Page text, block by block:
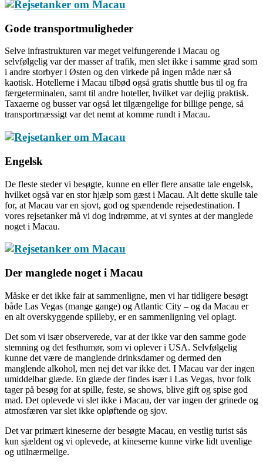
Gode transportmuligheder
Selve infrastrukturen var meget velfungerende i Macau og
selvfølgelig var der masser af trafik, men slet ikke i samme grad som
i andre storbyer i Østen og den virkede på ingen måde nær så
kaotisk. Hotellerne i Macau tilbød også gratis shuttle bus til og fra
færgeterminalen, samt til andre hoteller, hvilket var dejlig praktisk.
Taxaerne og busser var også let tilgængelige for billige penge, så
transportmæssigt var det nemt at komme rundt i Macau.
Engelsk
De fleste steder vi besøgte, kunne en eller flere ansatte tale engelsk,
hvilket også var en stor hjælp som gæst i Macau. Alt dette skulle tale
for, at Macau var en sjovt, god og spændende rejsedestination. I
vores rejsetanker må vi dog indrømme, at vi syntes at der manglede
noget i Macau.
Der manglede noget i Macau
Måske er det ikke fair at sammenligne, men vi har tidligere besøgt
både Las Vegas (mange gange) og Atlantic City – og da Macau er
en alt overskyggende spilleby, er en sammenligning vel oplagt.
Det som vi især observerede, var at der ikke var den samme gode
stemning og det festhumør, som vi oplever i USA. Selvfølgelig
kunne det være de manglende drinksdamer og dermed den
manglende alkohol, men nej det var ikke det. I Macau var der ingen
umiddelbar glæde. En glæde der findes især i Las Vegas, hvor folk
tager på besøg for at spille, feste, se shows, blive gift og spise god
mad. Det oplevede vi slet ikke i Macau, der var ingen der grinede og
atmosfæren var slet ikke opløftende og sjov.
Det var primært kineserne der besøgte Macau, en vestlig turist sås
kun sjældent og vi oplevede, at kineserne kunne virke lidt uvenlige
og utilnærmelige.